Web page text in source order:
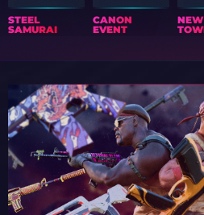
STEEL
SAMURAI
CANON
EVENT